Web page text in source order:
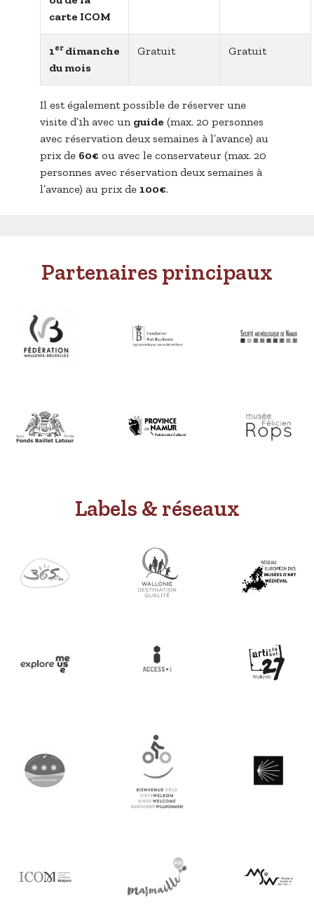
carte ICOM
1er dimanche
du mois
Gratuit Gratuit
Il est également possible de réserver une
visite d’1h avec un guide (max. 20 personnes
avec réservation deux semaines à l’avance) au
prix de 60€ ou avec le conservateur (max. 20
personnes avec réservation deux semaines à
l’avance) au prix de 100€.
Partenaires principaux
Labels & réseaux